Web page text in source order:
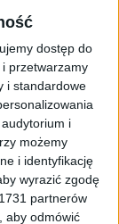
dostęp do
przetwarzamy
i standardowe
i
możemy
i identyfikację
wyrazić zgodę
partnerów
aby odmówić